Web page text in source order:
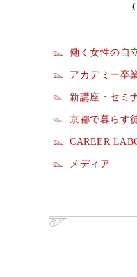
働く女性の自
アカデミー卒
新講座・セミ
京都で暮らす
CAREER
メディア